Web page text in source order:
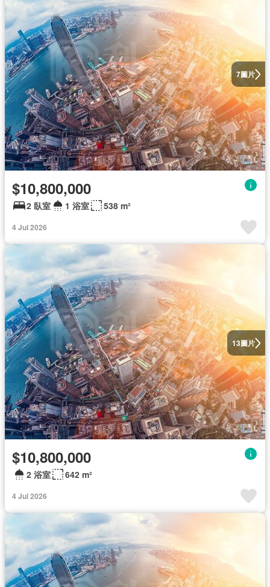
7圖片
$10,800,000
2 臥室 1 浴室 538 m²
4 Jul 2026
13圖片
$10,800,000
2 浴室 642 m²
4 Jul 2026